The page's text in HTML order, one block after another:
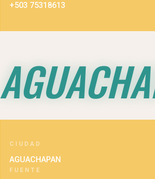
+503 75318613
CIUDAD
AGUACHAPAN
FUENTE